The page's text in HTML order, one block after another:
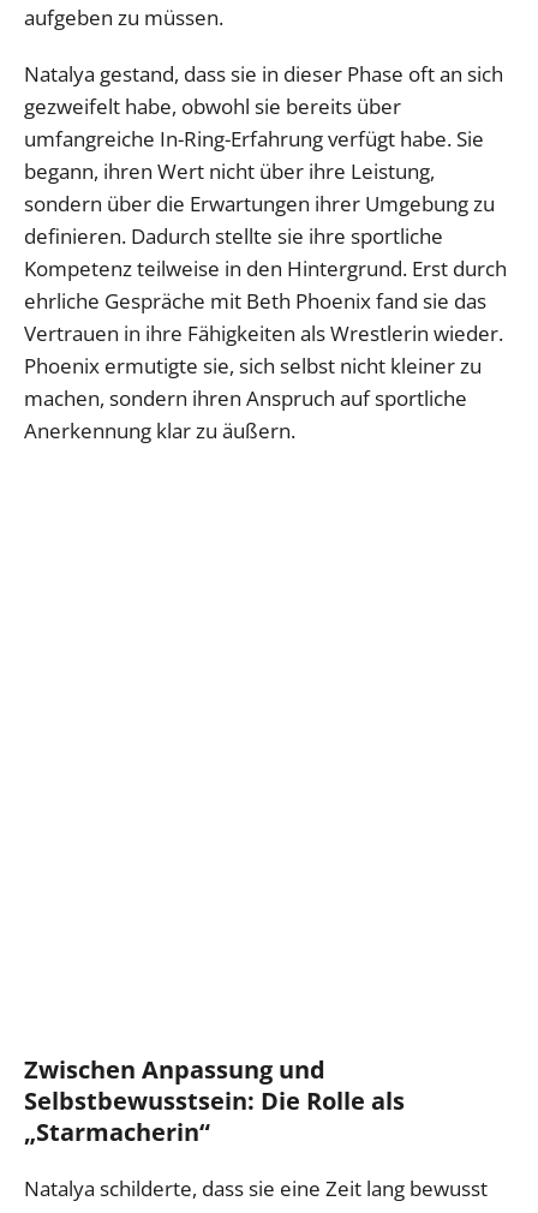
aufgeben zu müssen.
Natalya gestand, dass sie in dieser Phase oft an sich
gezweifelt habe, obwohl sie bereits über
umfangreiche In-Ring-Erfahrung verfügt habe. Sie
begann, ihren Wert nicht über ihre Leistung,
sondern über die Erwartungen ihrer Umgebung zu
definieren. Dadurch stellte sie ihre sportliche
Kompetenz teilweise in den Hintergrund. Erst durch
ehrliche Gespräche mit Beth Phoenix fand sie das
Vertrauen in ihre Fähigkeiten als Wrestlerin wieder.
Phoenix ermutigte sie, sich selbst nicht kleiner zu
machen, sondern ihren Anspruch auf sportliche
Anerkennung klar zu äußern.
Zwischen Anpassung und
Selbstbewusstsein: Die Rolle als
„Starmacherin“
Natalya schilderte, dass sie eine Zeit lang bewusst